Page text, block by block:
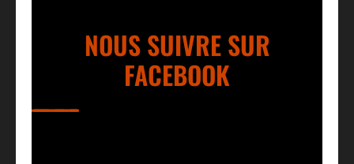
NOUS SUIVRE SUR
FACEBOOK